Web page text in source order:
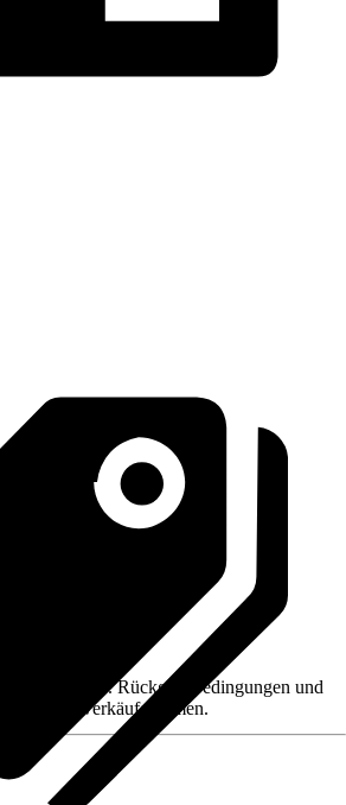
wie z. B. Rückgabebedingungen und
auf den Verkäufernamen.